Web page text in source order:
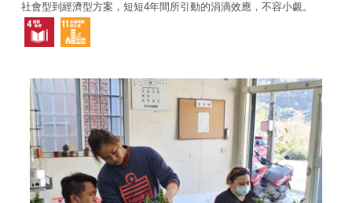
社會型到經濟型方案，短短4年間所引動的涓滴效應，不容小覷。